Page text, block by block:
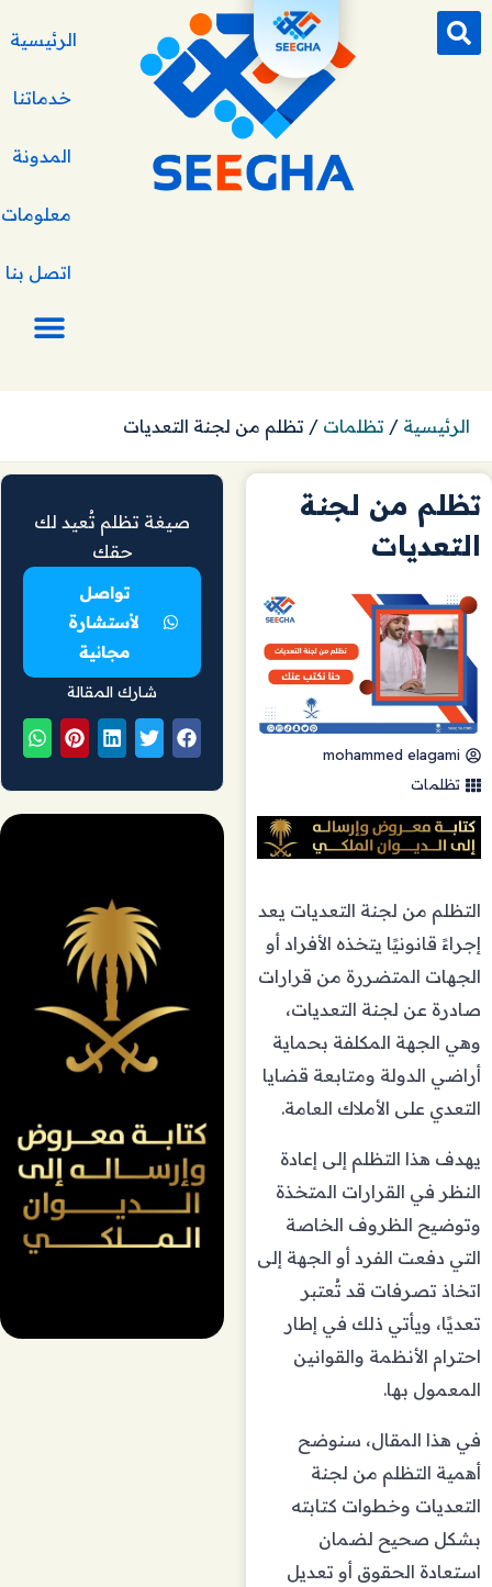
الرئيسية
خدماتنا
المدونة
معلومات
اتصل بنا
الرئيسية / تظلمات / تظلم من لجنة التعديات
تظلم من لجنة
التعديات
mohammed elagami
تظلمات
التظلم من لجنة التعديات يعد
إجراءً قانونيًا يتخذه الأفراد أو
الجهات المتضررة من قرارات
صادرة عن لجنة التعديات،
وهي الجهة المكلفة بحماية
أراضي الدولة ومتابعة قضايا
التعدي على الأملاك العامة.
يهدف هذا التظلم إلى إعادة
النظر في القرارات المتخذة
وتوضيح الظروف الخاصة
التي دفعت الفرد أو الجهة إلى
اتخاذ تصرفات قد تُعتبر
تعديًا، ويأتي ذلك في إطار
احترام الأنظمة والقوانين
المعمول بها.
في هذا المقال، سنوضح
أهمية التظلم من لجنة
التعديات وخطوات كتابته
بشكل صحيح لضمان
استعادة الحقوق أو تعديل
صيغة تظلم تُعيد لك
حقك
تواصل
لأستشارة
مجانية
شارك المقالة